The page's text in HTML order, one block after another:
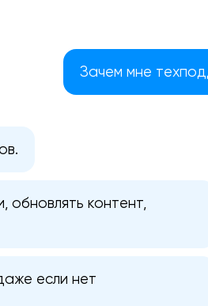
Зачем мне
контент,
если нет